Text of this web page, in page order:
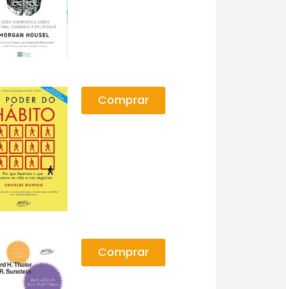
Comprar
Comprar